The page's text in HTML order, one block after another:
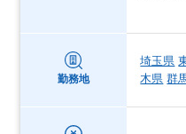
勤務地
埼玉県
木県 群